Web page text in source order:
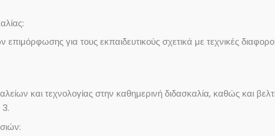
για τους εκπαιδευτικούς σχετικά με τεχνικές
και τεχνολογίας στην καθημερινή διδασκαλία, καθώς και
3.